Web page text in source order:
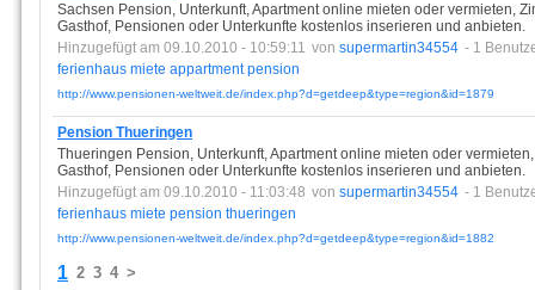
Sachsen Pension, Unterkunft, Apartment online mieten oder vermieten,
Gasthof, Pensionen oder Unterkunfte kostenlos inserieren und anbieten.
Hinzugefügt am 09.10.2010 - 10:59:11 von supermartin34554 - 1
ferienhaus miete appartment pension
http://www.pensionen-weltweit.de/index.php?d=getdeep&type=region&id=1879
Pension Thueringen
Thueringen Pension, Unterkunft, Apartment online mieten oder
Gasthof, Pensionen oder Unterkunfte kostenlos inserieren und anbieten.
Hinzugefügt am 09.10.2010 - 11:03:48 von supermartin34554 - 1
ferienhaus miete pension thueringen
http://www.pensionen-weltweit.de/index.php?d=getdeep&type=region&id=1882
1 2 3 4 >